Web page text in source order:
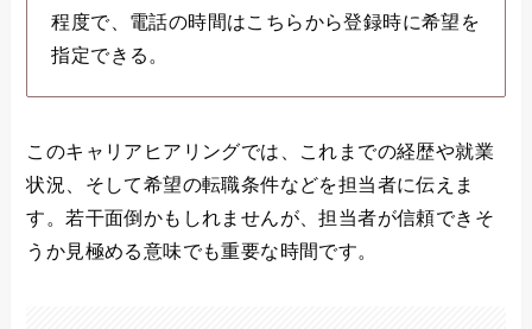
程度で、電話の時間はこちらから登録時に希望を
指定できる。
このキャリアヒアリングでは、これまでの経歴や就業
状況、そして希望の転職条件などを担当者に伝えま
す。若干面倒かもしれませんが、担当者が信頼できそ
うか見極める意味でも重要な時間です。